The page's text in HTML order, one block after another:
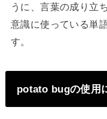
うに、言葉の成り立
意識に使っている単
す。
potato bugの使用